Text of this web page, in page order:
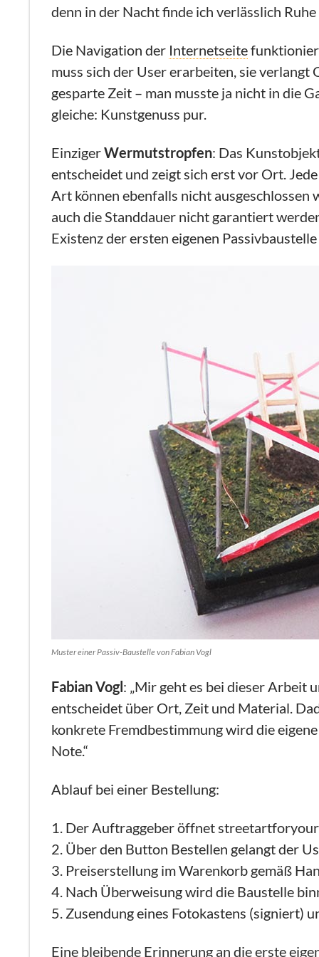
denn in der Nacht finde ich verlässlich
Die Navigation der Internetseite
muss sich der User erarbeiten, sie
gesparte Zeit – man musste ja nicht in die
gleiche: Kunstgenuss pur.
EinzigerWermutstropfen: Das
entscheidet und zeigt sich erst vor Ort.
Art können ebenfalls nicht ausgeschlossen
auch die Standdauer nicht garantiert
Existenz der ersten eigenen
Muster einer Passiv-Baustelle von Fabian Vogl
Fabian Vogl: „Mir geht es bei dieser Arbeit
entscheidet über Ort, Zeit und Material.
konkrete Fremdbestimmung wird die
Note.“
Ablauf bei einer Bestellung:
Der Auftraggeber öffnet
Über den Button Bestellen gelangt der
Preiserstellung im Warenkorb gemäß
Nach Überweisung wird die Baustelle
Zusendung eines Fotokastens (signiert)
Eine bleibende Erinnerung an die erste